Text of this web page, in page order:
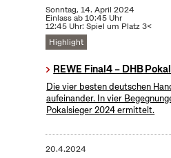
Sonntag, 14. April 2024
Einlass ab 10:45 Uhr
12:45 Uhr: Spiel um Platz 3<
Highlight
REWE Final4 – DHB Pokal
Die vier besten deutschen
aufeinander. In vier
Pokalsieger 2024 ermittelt.
20.4.2024